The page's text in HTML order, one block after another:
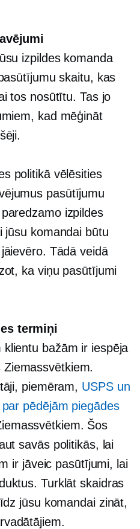
izpildes komanda
skaitu, kas
tos nosūtītu. Tas jo
kad mēģināt
politikā vēlēsities
pasūtījumu
izpildes
jūsu komandai būtu
Tādā veidā
ka viņu pasūtījumi
termiņi
bažām ir iespēja
piemēram, USPS un
pēdējām piegādes
Šos
savās politikās, lai
ir jāveic pasūtījumi, lai
Turklāt skaidras
jūsu komandai zināt,